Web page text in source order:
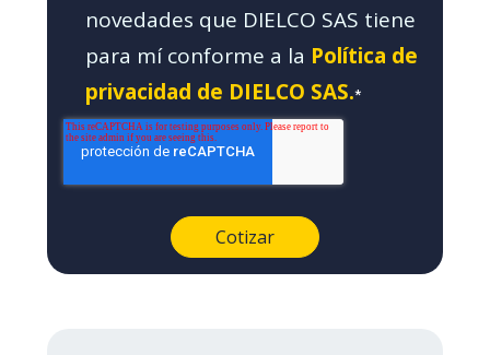
novedades que DIELCO SAS tiene
para mí conforme a la Política de
privacidad de DIELCO SAS.*